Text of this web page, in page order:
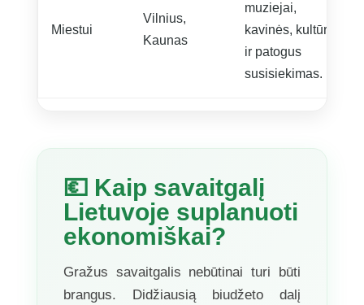
Miestui
Vilnius,
Kaunas
muziejai,
kavinės, kultūra
ir patogus
susisiekimas.
💶 Kaip savaitgalį
Lietuvoje suplanuoti
ekonomiškai?
Gražus savaitgalis nebūtinai turi būti
brangus. Didžiausią biudžeto dalį